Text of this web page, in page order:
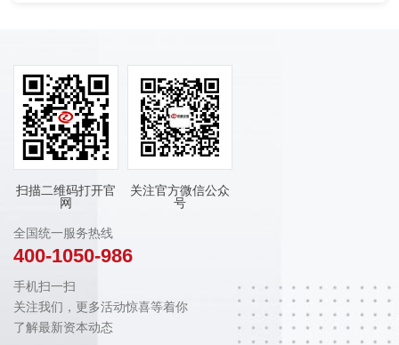
扫描二维码打开官
网
关注官方微信公众
号
全国统一服务热线
400-1050-986
手机扫一扫
关注我们，更多活动惊喜等着你
了解最新资本动态